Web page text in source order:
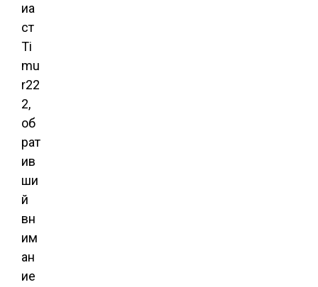
иа
ст
Ti
mu
r22
2,
об
рат
ив
ши
й
вн
им
ан
ие